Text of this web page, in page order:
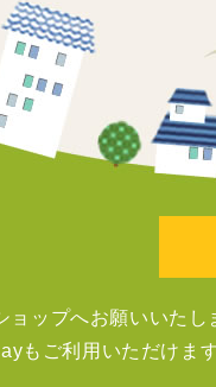
ップへお願いいたし
もご利用いただけます